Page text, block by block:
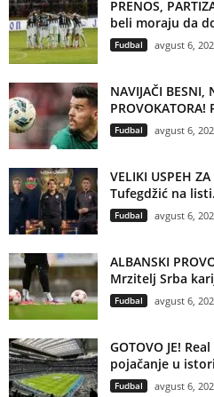
PRENOS,
beli moraju da
Fudbal avgust 6,
NAVIJAČI BESNI,
Fudbal avgust 6,
VELIKI USPEH
Tufegdžić na
Fudbal avgust 6,
ALBANSKI
Mrzitelj Srba
Fudbal avgust 6,
GOTOVO JE!
pojačanje u
Fudbal avgust 6,